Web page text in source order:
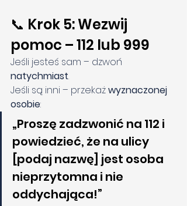
📞 Krok 5: Wezwij
pomoc – 112 lub 999
Jeśli jesteś sam – dzwoń
natychmiast.
Jeśli są inni – przekaż wyznaczonej
osobie:
„Proszę zadzwonić na 112 i
powiedzieć, że na ulicy
[podaj nazwę] jest osoba
nieprzytomna i nie
oddychająca!”